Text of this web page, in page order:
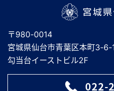
〒980-0014
宮城県仙台市青葉区本町3-6-
勾当台イーストビル2F
022-